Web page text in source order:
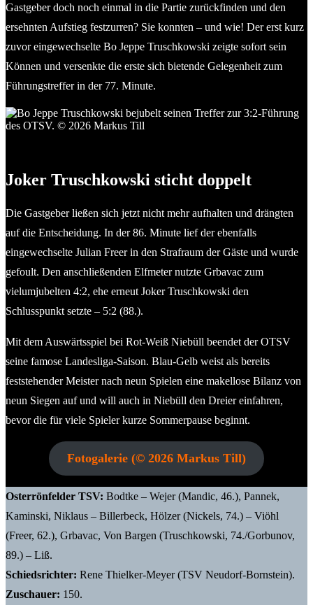
Gastgeber doch noch einmal in die Partie zurückfinden und den
ersehnten Aufstieg festzurren? Sie konnten – und wie! Der erst kurz
zuvor eingewechselte Bo Jeppe Truschkowski zeigte sofort sein
Können und versenkte die erste sich bietende Gelegenheit zum
Führungstreffer in der 77. Minute.
Joker Truschkowski sticht doppelt
Die Gastgeber ließen sich jetzt nicht mehr aufhalten und drängten
auf die Entscheidung. In der 86. Minute lief der ebenfalls
eingewechselte Julian Freer in den Strafraum der Gäste und wurde
gefoult. Den anschließenden Elfmeter nutzte Grbavac zum
vielumjubelten 4:2, ehe erneut Joker Truschkowski den
Schlusspunkt setzte – 5:2 (88.).
Mit dem Auswärtsspiel bei Rot-Weiß Niebüll beendet der OTSV
seine famose Landesliga-Saison. Blau-Gelb weist als bereits
feststehender Meister nach neun Spielen eine makellose Bilanz von
neun Siegen auf und will auch in Niebüll den Dreier einfahren,
bevor die für viele Spieler kurze Sommerpause beginnt.
Fotogalerie (© 2026 Markus Till)
Osterrönfelder TSV: Bodtke – Wejer (Mandic, 46.), Pannek,
Kaminski, Niklaus – Billerbeck, Hölzer (Nickels, 74.) – Viöhl
(Freer, 62.), Grbavac, Von Bargen (Truschkowski, 74./Gorbunov,
89.) – Liß.
Schiedsrichter: Rene Thielker-Meyer (TSV Neudorf-Bornstein).
Zuschauer: 150.